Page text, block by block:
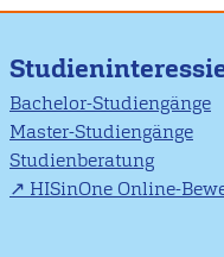
Bachelor-Studiengänge
Master-Studiengänge
Studienberatung
HISinOne Online-